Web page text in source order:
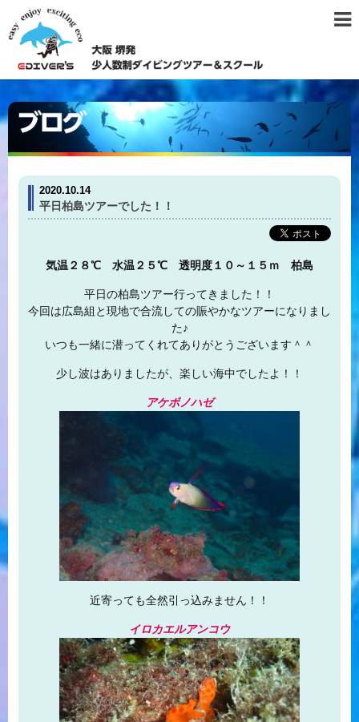
2020.10.14
平日柏島ツアーでした！！
気温２８℃ 水温２５℃ 透明度１０～１５ｍ 柏島
平日の柏島ツアー行ってきました！！
今回は広島組と現地で合流しての賑やかなツアーになりまし
た♪
いつも一緒に潜ってくれてありがとうございます＾＾
少し波はありましたが、楽しい海中でしたよ！！
アケボノハゼ
近寄っても全然引っ込みません！！
イロカエルアンコウ